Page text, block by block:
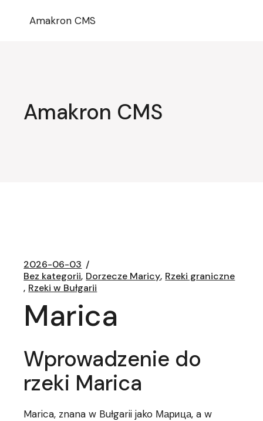
Amakron CMS
Amakron CMS
2026-06-03
Bez kategorii Dorzecze Maricy Rzeki graniczne
Rzeki w Bułgarii
Marica
Wprowadzenie do
rzeki Marica
Marica, znana w Bułgarii jako Марица, a w